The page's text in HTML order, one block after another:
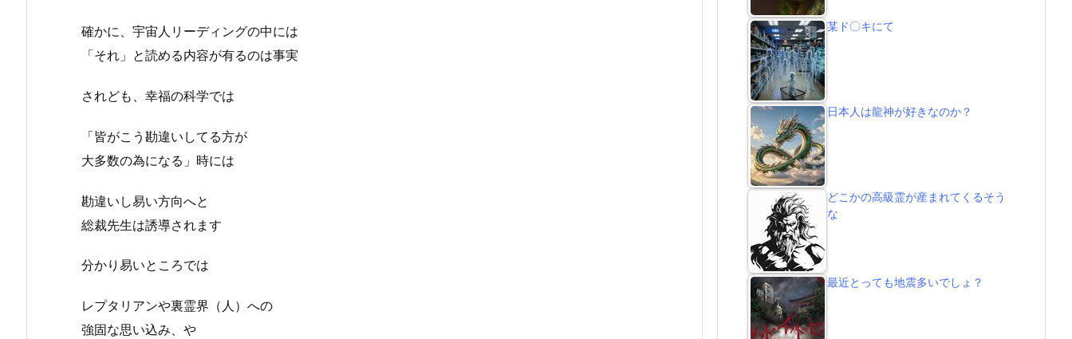
確かに、宇宙人リーディングの中には
「それ」と読める内容が有るのは事実
されども、幸福の科学では
「皆がこう勘違いしてる方が
大多数の為になる」時には
勘違いし易い方向へと
総裁先生は誘導されます
分かり易いところでは
レプタリアンや裏霊界（人）への
強固な思い込み、や
某ド〇キにて
日本人は龍神が好きなのか？
どこかの高級霊が産まれてくるそう
な
最近とっても地震多いでしょ？